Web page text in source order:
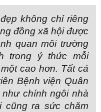
không chỉ riêng
đồng xã hội được
quan môi trường
trong ý thức mỗi
cao hơn. Tất cả
Bệnh viện Quân
chính ngôi nhà
cũng ra sức chăm